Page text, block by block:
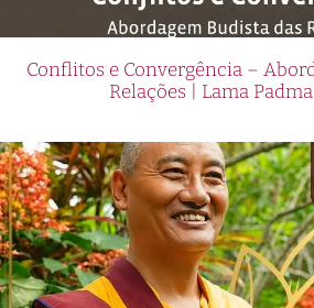
Conflitos e Convergência –
Relações | Lama